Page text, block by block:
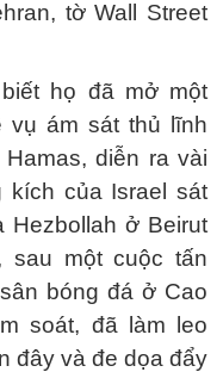
tờ Wall Street
họ đã mở một
vụ ám sát thủ lĩnh
diễn ra vài
kích của Israel sát
Hezbollah ở Beirut
sau một cuộc tấn
bóng đá ở Cao
soát, đã làm leo
đây và đe dọa đẩy